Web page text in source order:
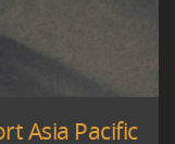
Asia Pacific